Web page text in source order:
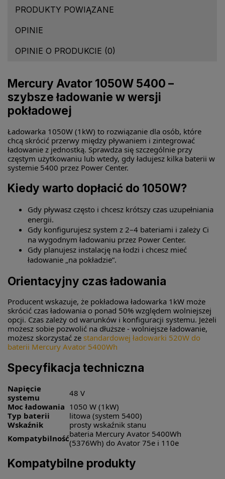
PRODUKTY POWIĄZANE
OPINIE
OPINIE O PRODUKCIE (0)
Mercury Avator 1050W 5400 –
szybsze ładowanie w wersji
pokładowej
Ładowarka 1050W (1kW) to rozwiązanie dla osób, które
chcą skrócić przerwy między pływaniem i zintegrować
ładowanie z jednostką. Sprawdza się szczególnie przy
częstym użytkowaniu lub wtedy, gdy ładujesz kilka baterii w
systemie 5400 przez Power Center.
Kiedy warto dopłacić do 1050W?
Gdy pływasz często i chcesz krótszy czas uzupełniania
energii.
Gdy konfigurujesz system z 2–4 bateriami i zależy Ci
na wygodnym ładowaniu przez Power Center.
Gdy planujesz instalację na łodzi i chcesz mieć
ładowanie „na pokładzie”.
Orientacyjny czas ładowania
Producent wskazuje, że pokładowa ładowarka 1kW może
skrócić czas ładowania o ponad 50% względem wolniejszej
opcji. Czas zależy od warunków i konfiguracji systemu. Jeżeli
możesz sobie pozwolić na dłuższe - wolniejsze ładowanie,
możesz skorzystać ze standardowej ładowarki 520W do
baterii Mercury Avator 5400Wh
Specyfikacja techniczna
Napięcie
systemu
48 V
Moc ładowania 1050 W (1kW)
Typ baterii
litowa (system 5400)
Wskaźnik
prosty wskaźnik stanu
Kompatybilnośćbateria Mercury Avator 5400Wh
(5376Wh) do Avator 75e i 110e
Kompatybilne produkty